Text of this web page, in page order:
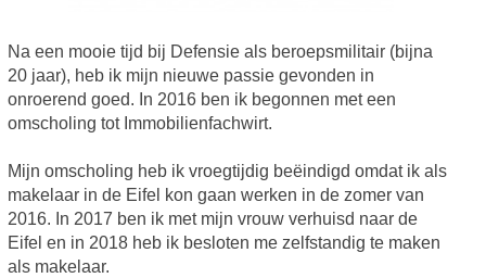
Na een mooie tijd bij Defensie als beroepsmilitair (bijna
20 jaar), heb ik mijn nieuwe passie gevonden in
onroerend goed. In 2016 ben ik begonnen met een
omscholing tot Immobilienfachwirt.
Mijn omscholing heb ik vroegtijdig beëindigd omdat ik als
makelaar in de Eifel kon gaan werken in de zomer van
2016. In 2017 ben ik met mijn vrouw verhuisd naar de
Eifel en in 2018 heb ik besloten me zelfstandig te maken
als makelaar.